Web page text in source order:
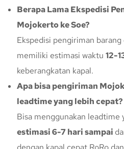
Berapa Lama Ekspedisi
Mojokerto ke Soe?
Ekspedisi pengiriman
memiliki estimasi waktu 12-
keberangkatan kapal.
Apa bisa pengiriman
leadtime yang lebih cepat?
Bisa menggunakan leadtime
estimasi 6-7 hari sampai